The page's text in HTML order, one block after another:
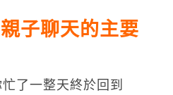
子聊天的主要
了一整天終於回到